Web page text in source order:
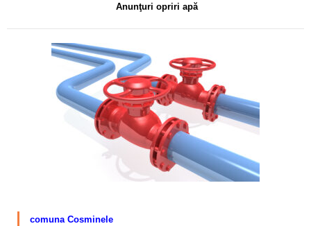
Guvernanță Corporativă
Informații de interes public
Calitatea apei
Anunţuri opriri apă
comuna Cosminele